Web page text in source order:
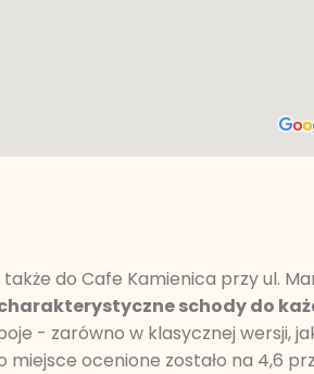
do Cafe Kamienica przy ul.
schody do
- zarówno w klasycznej wersji,
miejsce ocenione zostało na 4,6